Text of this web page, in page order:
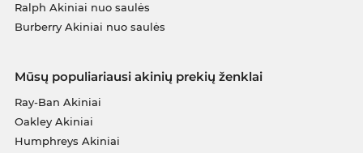
Ralph Akiniai nuo saulės
Burberry Akiniai nuo saulės
Mūsų populiariausi akinių prekių ženklai
Ray-Ban Akiniai
Oakley Akiniai
Humphreys Akiniai